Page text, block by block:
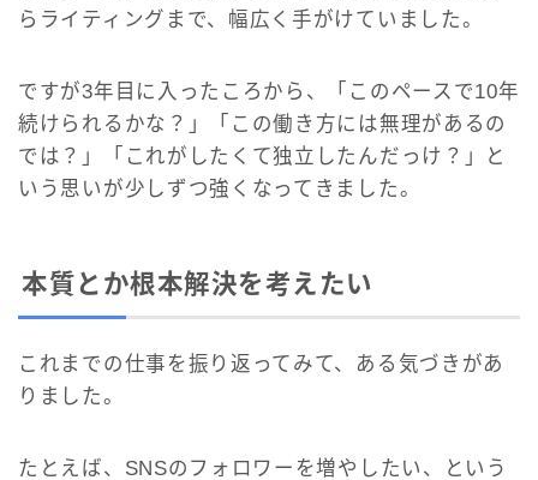
らライティングまで、幅広く手がけていました。
ですが3年目に入ったころから、「このペースで10年
続けられるかな？」「この働き方には無理があるの
では？」「これがしたくて独立したんだっけ？」と
いう思いが少しずつ強くなってきました。
本質とか根本解決を考えたい
これまでの仕事を振り返ってみて、ある気づきがあ
りました。
たとえば、SNSのフォロワーを増やしたい、という